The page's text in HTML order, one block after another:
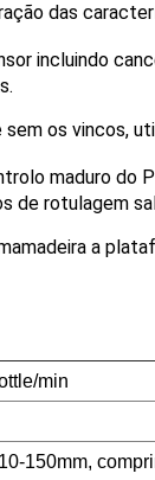
das
incluindo
os vincos,
maduro do
de rotulagem
a
min
150mm,